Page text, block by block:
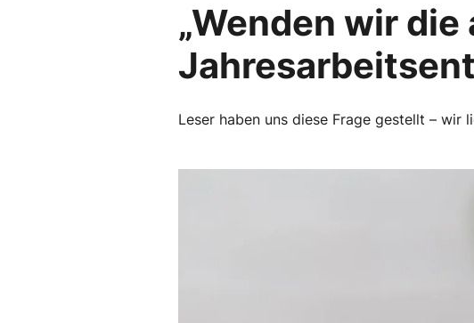
„Wenden wir
Leser haben uns diese Frage gestellt – wir